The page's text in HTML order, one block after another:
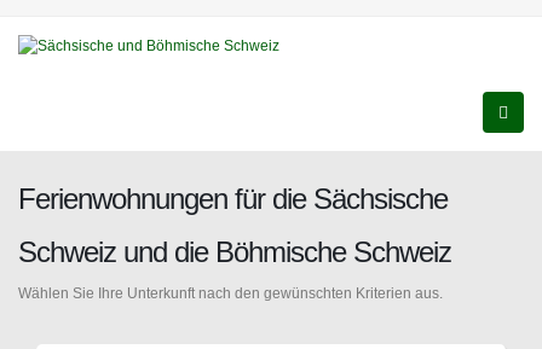
Ferienwohnungen für die Sächsische
Schweiz und die Böhmische Schweiz
Wählen Sie Ihre Unterkunft nach den gewünschten Kriterien aus.